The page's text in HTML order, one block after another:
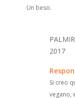
Un beso.
2017
Si creo
vegano,